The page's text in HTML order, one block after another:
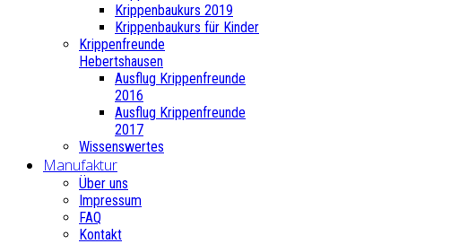
Krippenbaukurs 2019
Krippenbaukurs für Kinder
Krippenfreunde
Hebertshausen
Ausflug Krippenfreunde
2016
Ausflug Krippenfreunde
2017
Wissenswertes
Manufaktur
Über uns
Impressum
FAQ
Kontakt